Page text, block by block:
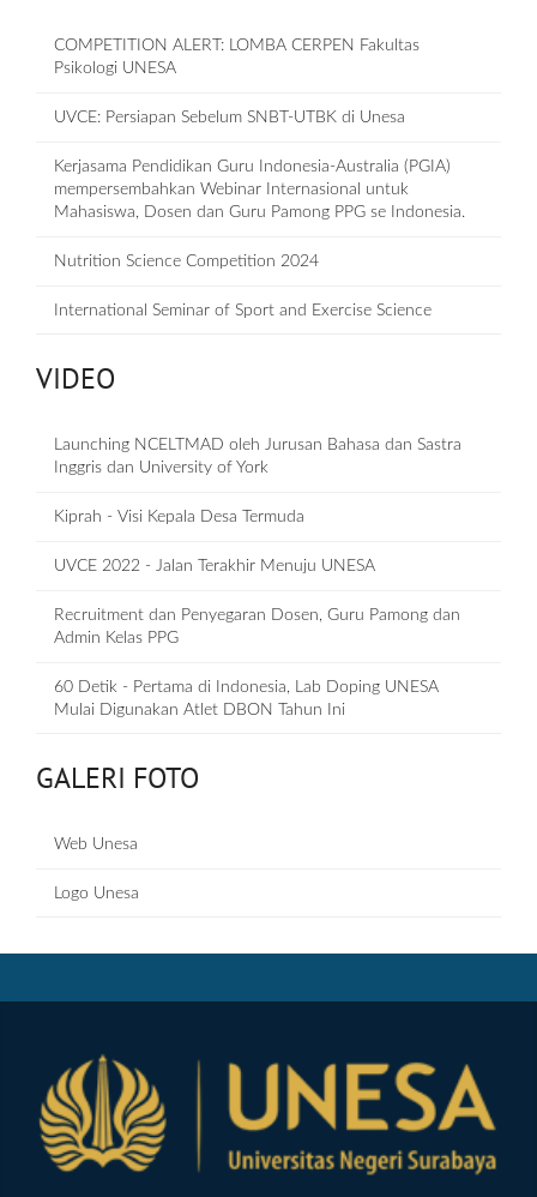
COMPETITION ALERT: LOMBA CERPEN Fakultas
Psikologi UNESA
UVCE: Persiapan Sebelum SNBT-UTBK di Unesa
Kerjasama Pendidikan Guru Indonesia-Australia (PGIA)
mempersembahkan Webinar Internasional untuk
Mahasiswa, Dosen dan Guru Pamong PPG se Indonesia.
Nutrition Science Competition 2024
International Seminar of Sport and Exercise Science
VIDEO
Launching NCELTMAD oleh Jurusan Bahasa dan Sastra
Inggris dan University of York
Kiprah - Visi Kepala Desa Termuda
UVCE 2022 - Jalan Terakhir Menuju UNESA
Recruitment dan Penyegaran Dosen, Guru Pamong dan
Admin Kelas PPG
60 Detik - Pertama di Indonesia, Lab Doping UNESA
Mulai Digunakan Atlet DBON Tahun Ini
GALERI FOTO
Web Unesa
Logo Unesa